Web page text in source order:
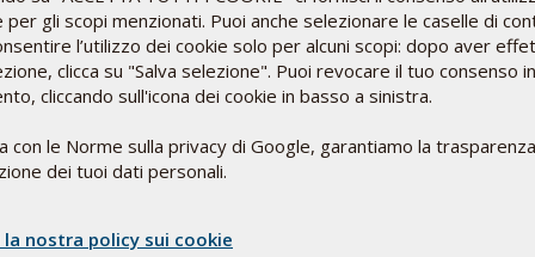
il livello plasmatico di coenzima Q10 di 3 volte,
a seconda dei casi, da 100 mg a 300 mg.
puo' essere sufficiente la dose di 100 mg al mattino;
respiratoria dei mitocondri e ci sono dati che la
dalle statine.
Ancona.
per gli scopi menzionati. Puoi anche selezionare le caselle di
l’utilizzo dei cookie solo per alcuni scopi: dopo aver
clicca su "Salva selezione". Puoi revocare il tuo consenso
cliccando sull'icona dei cookie in basso a sinistra.
con le Norme sulla privacy di Google, garantiamo la
dei tuoi dati personali.
la nostra policy sui cookie